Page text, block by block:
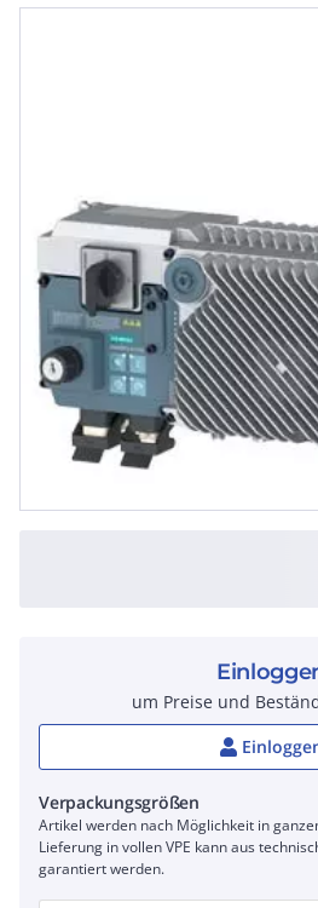
um Preise und
Verpackungsgrößen
Artikel werden nach Möglichkeit in
Lieferung in vollen VPE kann aus
garantiert werden.